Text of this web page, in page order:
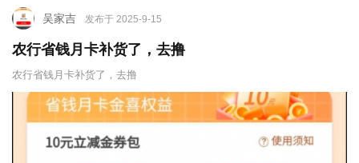
吴家吉 发布于 2025-9-15
农行省钱月卡补货了，去撸
农行省钱月卡补货了，去撸